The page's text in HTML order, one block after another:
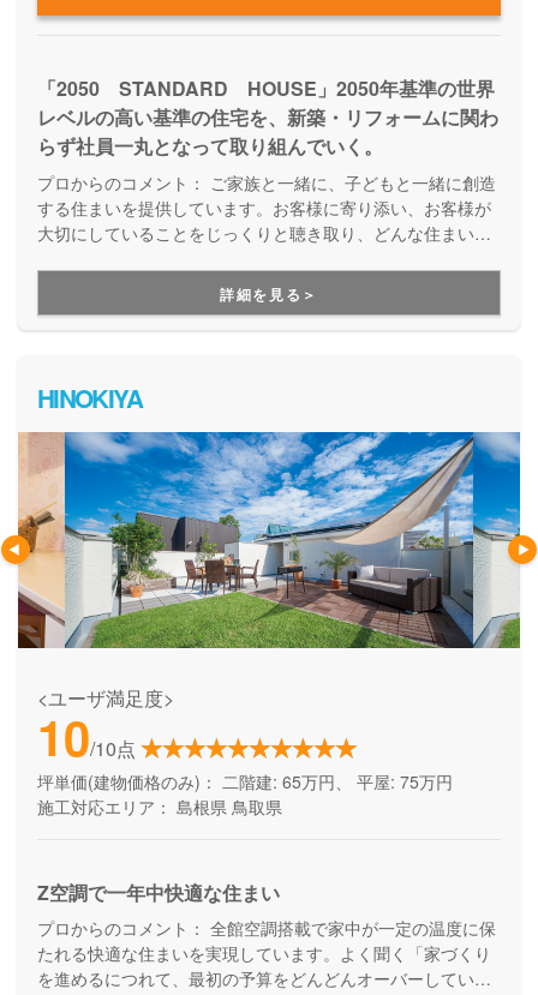
「2050 STANDARD HOUSE」2050年基準の世界
レベルの高い基準の住宅を、新築・リフォームに関わ
らず社員一丸となって取り組んでいく。
プロからのコメント： ご家族と一緒に、子どもと一緒に創造
する住まいを提供しています。お客様に寄り添い、お客様が
大切にしていることをじっくりと聴き取り、どんな住まいが
働き世帯や子育てママに最適な家づくりのアイディアも豊富
で、家族が喜ぶ家づくりができます。
詳細を見る＞
HINOKIYA
<ユーザ満足度>
10/10点
坪単価(建物価格のみ)： 二階建: 65万円、 平屋: 75万円
施工対応エリア： 島根県 鳥取県
Z空調で一年中快適な住まい
プロからのコメント： 全館空調搭載で家中が一定の温度に保
たれる快適な住まいを実現しています。よく聞く「家づくり
を進めるにつれて、最初の予算をどんどんオーバーしてい